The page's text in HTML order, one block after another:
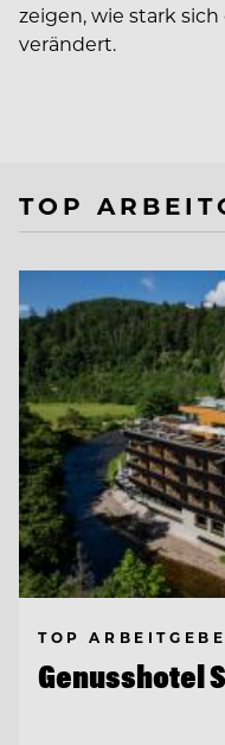
zeigen, wie stark
verändert.
TOP
TOP
Genusshotel